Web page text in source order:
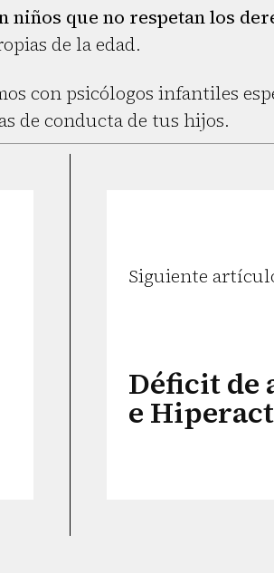
niños que no respetan los
de la edad.
con psicólogos infantiles
de conducta de tus hijos.
Siguiente
Déficit de
e